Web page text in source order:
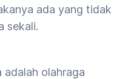
ada yang tidak
sekali.
adalah olahraga